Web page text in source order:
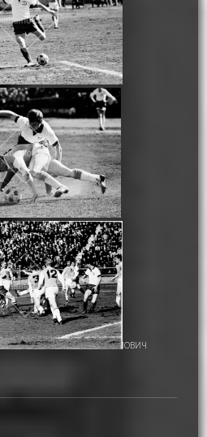
,ИМАМОВ НУРМУХАМАТ ИМАМОВИЧ